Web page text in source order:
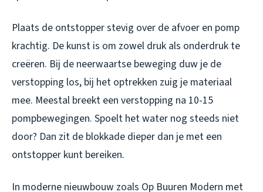
Plaats de ontstopper stevig over de afvoer en pomp
krachtig. De kunst is om zowel druk als onderdruk te
creëren. Bij de neerwaartse beweging duw je de
verstopping los, bij het optrekken zuig je materiaal
mee. Meestal breekt een verstopping na 10-15
pompbewegingen. Spoelt het water nog steeds niet
door? Dan zit de blokkade dieper dan je met een
ontstopper kunt bereiken.
In moderne nieuwbouw zoals Op Buuren Modern met